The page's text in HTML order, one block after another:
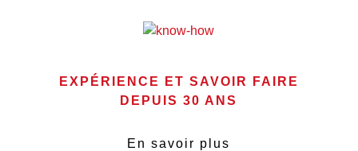
EXPÉRIENCE ET SAVOIR FAIRE
DEPUIS 30 ANS
En savoir plus